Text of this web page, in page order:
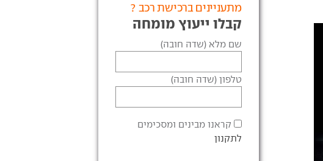
מתעניינים ברכישת רכב ?
קבלו ייעוץ מומחה
שם מלא (שדה חובה)
טלפון (שדה חובה)
קראנו מבינים ומסכימים
לתקנון